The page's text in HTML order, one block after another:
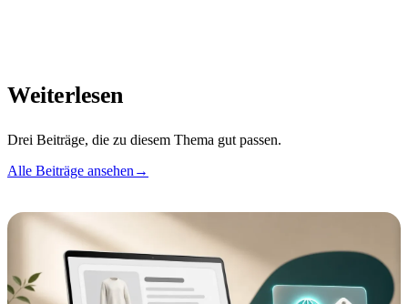
Weiterlesen
Drei Beiträge, die zu diesem Thema gut passen.
Alle Beiträge ansehen →